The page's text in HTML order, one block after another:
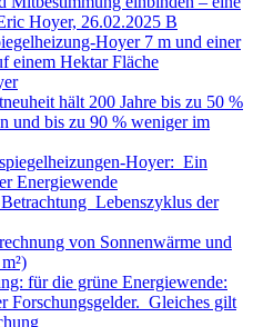
Hoyer, 26.02.2025 B
Hoyer 7 m und einer
einem Hektar Fläche
hält 200 Jahre bis zu 50 %
und bis zu 90 % weniger im
Hoyer: Ein
Energiewende
Lebenszyklus der
von Sonnenwärme und
für die grüne Energiewende:
Forschungsgelder. Gleiches gilt